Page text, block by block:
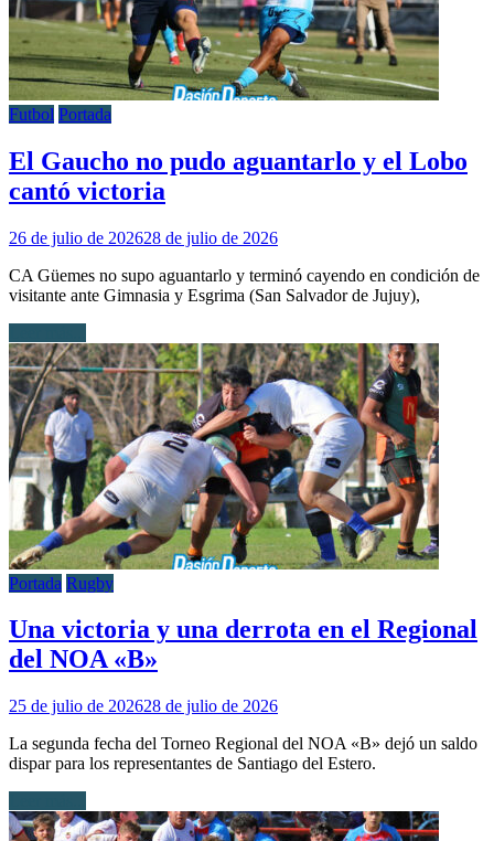
Futbol Portada
El Gaucho no pudo aguantarlo y el Lobo
cantó victoria
26 de julio de 202628 de julio de 2026
CA Güemes no supo aguantarlo y terminó cayendo en condición de
visitante ante Gimnasia y Esgrima (San Salvador de Jujuy),
Portada Rugby
Una victoria y una derrota en el Regional
del NOA «B»
25 de julio de 202628 de julio de 2026
La segunda fecha del Torneo Regional del NOA «B» dejó un saldo
dispar para los representantes de Santiago del Estero.